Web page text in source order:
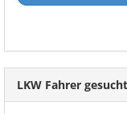
LKW Fahrer